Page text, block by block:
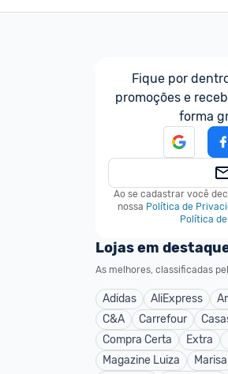
...2F_msg9fep
Fique por
promoções e
forma
Ao se cadastrar você
nossa Política de
Política
Lojas em
As melhores, classificadas
Adidas AliExpress
C&A
Carrefour
Compra Certa
Extra
Magazine Luiza
Marisa